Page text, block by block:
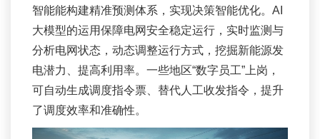
智能能构建精准预测体系，实现决策智能优化。AI
大模型的运用保障电网安全稳定运行，实时监测与
分析电网状态，动态调整运行方式，挖掘新能源发
电潜力、提高利用率。一些地区“数字员工”上岗，
可自动生成调度指令票、替代人工收发指令，提升
了调度效率和准确性。